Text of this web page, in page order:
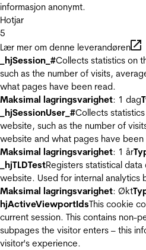
informasjon anonymt.
Hotjar
5
Lær mer om denne leverandøren
_hjSession_#Collects statistics on
such as the number of visits,
what pages have been read.
Maksimal lagringsvarighet: 1 dag
_hjSessionUser_#Collects
website, such as the number of
website and what pages have been
Maksimal lagringsvarighet: 1 år
_hjTLDTestRegisters statistical
website. Used for internal analytics
Maksimal lagringsvarighet: Økt
hjActiveViewportIdsThis cookie
current session. This contains non-
subpages the visitor enters – this
visitor's experience.